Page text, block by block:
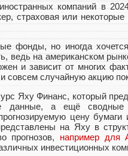
компаний в
страховая или
фонды, но иногда
ведь на американском
и зависит от многих
совсем случайную акцию
Яху Финанс, который
данные, а ещё сводные
цену
на Яху в
прогнозов, например для
инвестиционных